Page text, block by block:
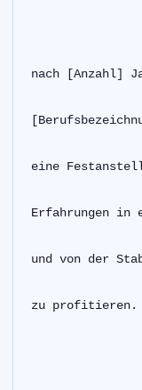
nach [Anzahl]
eine
Erfahrungen in
und von der
zu profitieren.